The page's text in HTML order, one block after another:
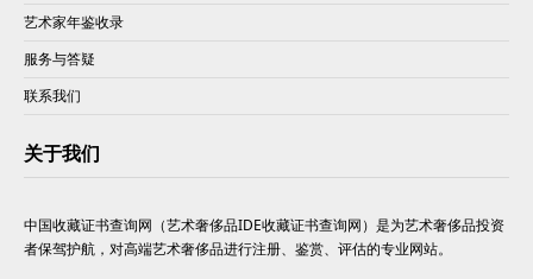
艺术家年鉴收录
服务与答疑
联系我们
关于我们
中国收藏证书查询网（艺术奢侈品IDE收藏证书查询网）是为艺术奢侈品投资
者保驾护航，对高端艺术奢侈品进行注册、鉴赏、评估的专业网站。